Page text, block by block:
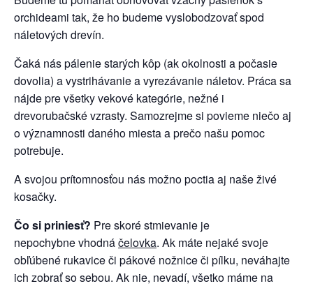
orchideami tak, že ho budeme vyslobodzovať spod
náletových drevín.
Čaká nás pálenie starých kôp (ak okolnosti a počasie
dovolia) a vystrihávanie a vyrezávanie náletov. Práca sa
nájde pre všetky vekové kategórie, nežné i
drevorubačské vzrasty. Samozrejme si povieme niečo aj
o významnosti daného miesta a prečo našu pomoc
potrebuje.
A svojou prítomnosťou nás možno poctia aj naše živé
kosačky.
Čo si priniesť? Pre skoré stmievanie je
nepochybne vhodnáčelovka. Ak máte nejaké svoje
obľúbené rukavice či pákové nožnice či pílku, neváhajte
ich zobrať so sebou. Ak nie, nevadí, všetko máme na